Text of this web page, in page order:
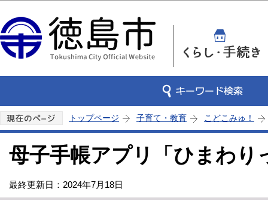
トップページ 子育て・教育 こどこみゅ！
母子手帳アプリ「ひまわり
最終更新日：2024年7月18日